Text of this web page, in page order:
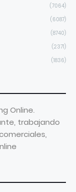
(7064)
(6087)
(8740)
(2371)
(1836)
Online.
trabajando